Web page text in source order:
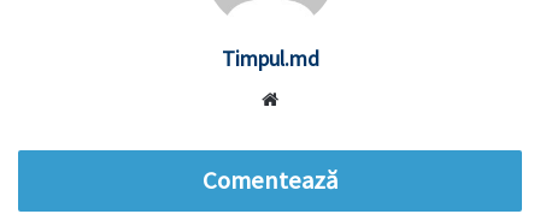
Timpul.md
Comentează